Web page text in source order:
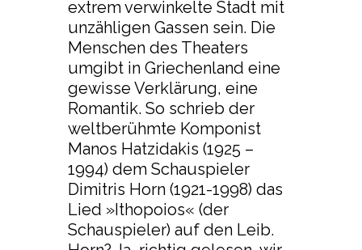
extrem verwinkelte Stadt mit
unzähligen Gassen sein. Die
Menschen des Theaters
umgibt in Griechenland eine
gewisse Verklärung, eine
Romantik. So schrieb der
weltberühmte Komponist
Manos Hatzidakis (1925 –
1994) dem Schauspieler
Dimitris Horn (1921-1998) das
Lied »Ithopoios« (der
Schauspieler) auf den Leib.